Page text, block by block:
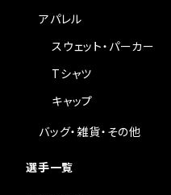
アパレル
スウェット・パーカー
Tシャツ
キャップ
バッグ・雑貨・その他
選手一覧